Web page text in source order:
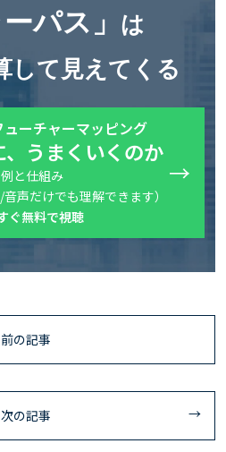
パス」 は
して見えてくる
ューチャーマッピング
うまくいくのか
と仕組み
声だけでも理解できます）
ぐ無料で視聴
前の記事
次の記事